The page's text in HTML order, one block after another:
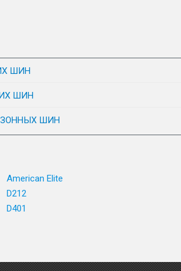
ШИН
ШИН
ШИН
American Elite
D212
D401